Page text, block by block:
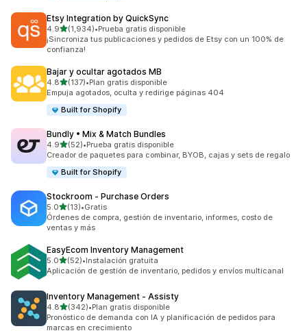
Etsy Integration by QuickSync
4.9de 5 estrellas
(1,934)
1934 reseñas en total
•Prueba gratis disponible
¡Sincroniza tus publicaciones y pedidos de Etsy con un 100% de
confianza!
Bajar y ocultar agotados MB
4.8de 5 estrellas
(137)
137 reseñas en total
•Plan gratis disponible
Empuja agotados, oculta y redirige páginas 404
Built for Shopify
Bundly • Mix & Match Bundles
4.9de 5 estrellas
(52)
52 reseñas en total
•Prueba gratis disponible
Creador de paquetes para combinar, BYOB, cajas y sets de regalo
Built for Shopify
Stockroom ‑ Purchase Orders
5.0de 5 estrellas
(13)
13 reseñas en total
•Gratis
Órdenes de compra, gestión de inventario, informes, costo de
ventas y más
EasyEcom Inventory Management
5.0de 5 estrellas
(52)
52 reseñas en total
•Instalación gratuita
Aplicación de gestión de inventario, pedidos y envíos multicanal
Inventory Management ‑ Assisty
4.8de 5 estrellas
(342)
342 reseñas en total
•Plan gratis disponible
Pronóstico de demanda con IA y planificación de pedidos para
marcas en crecimiento